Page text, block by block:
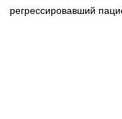
исследований
регрессировавший